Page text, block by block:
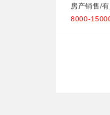
房产销售/
8000-